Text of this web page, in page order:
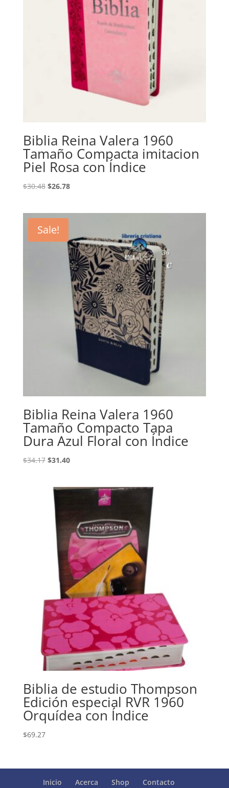
Biblia Reina Valera 1960
Tamaño Compacta imitacion
Piel Rosa con Índice
$30.48 Original
$30.48.
$26.78Current
Sale!
Biblia Reina Valera 1960
Tamaño Compacto Tapa
Dura Azul Floral con Índice
$34.17 Original
$34.17.
$31.40Current
Biblia de estudio Thompson
Edición especial RVR 1960
Orquídea con Índice
$69.27
Inicio Acerca Shop Contacto